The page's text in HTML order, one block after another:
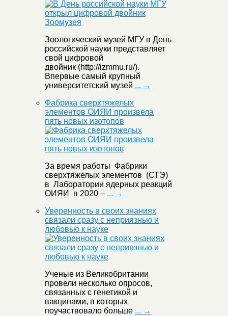
Зоологический музей МГУ в День
российской науки представляет
свой цифровой
двойник (http://izmmu.ru/).
Впервые самый крупный
университетский музей ... →
Фабрика сверхтяжелых
элементов ОИЯИ произвела
пять новых изотопов
За время работы Фабрики
сверхтяжелых элементов (СТЭ)
в Лаборатории ядерных реакций
ОИЯИ в 2020 – ... →
Уверенность в своих знаниях
связали сразу с неприязнью и
любовью к науке
Ученые из Великобритании
провели несколько опросов,
связанных с генетикой и
вакцинами, в которых
поучаствовало больше ... →